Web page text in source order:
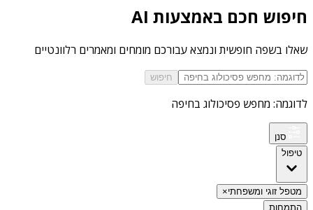
חיפוש חכם באמצעות AI
שאלו בשפה חופשית ונמצא עבורכם מומחים ומאמרים רלוונטיים
חיפוש
לדוגמה: מחפש פסיכולוג בחיפה
סנן
טיפול
מטפל זוגי ומשפחתי×
התמחות